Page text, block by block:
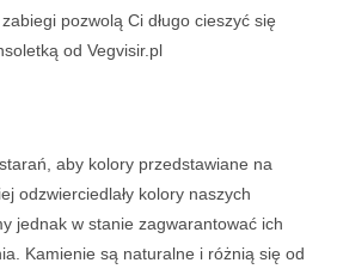
pozwolą Ci długo cieszyć się
od Vegvisir.pl
aby kolory przedstawiane na
odzwierciedlały kolory naszych
jednak w stanie zagwarantować ich
Kamienie są naturalne i różnią się od